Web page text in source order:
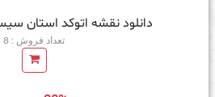
دانلود نقشه اتوکد استان
تعداد فروش : 8